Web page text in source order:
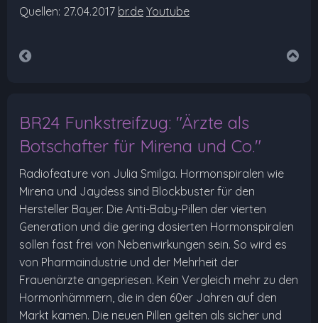
Quellen: 27.04.2017 br.de Youtube
BR24 Funkstreifzug: "Ärzte als
Botschafter für Mirena und Co."
Radiofeature von Julia Smilga. Hormonspiralen wie
Mirena und Jaydess sind Blockbuster für den
Hersteller Bayer. Die Anti-Baby-Pillen der vierten
Generation und die gering dosierten Hormonspiralen
sollen fast frei von Nebenwirkungen sein. So wird es
von Pharmaindustrie und der Mehrheit der
Frauenärzte angepriesen. Kein Vergleich mehr zu den
Hormonhämmern, die in den 60er Jahren auf den
Markt kamen. Die neuen Pillen gelten als sicher und